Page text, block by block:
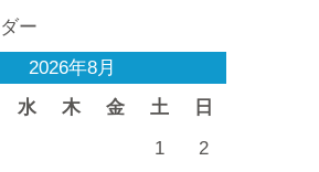
ー
2026年8月
水 木 金 土 日
1
2